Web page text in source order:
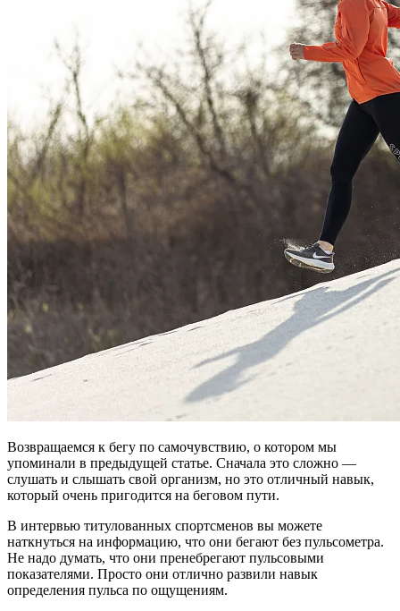
Возвращаемся к бегу по самочувствию, о котором мы
упоминали в предыдущей статье. Сначала это сложно —
слушать и слышать свой организм, но это отличный навык,
который очень пригодится на беговом пути.
В интервью титулованных спортсменов вы можете
наткнуться на информацию, что они бегают без пульсометра.
Не надо думать, что они пренебрегают пульсовыми
показателями. Просто они отлично развили навык
определения пульса по ощущениям.